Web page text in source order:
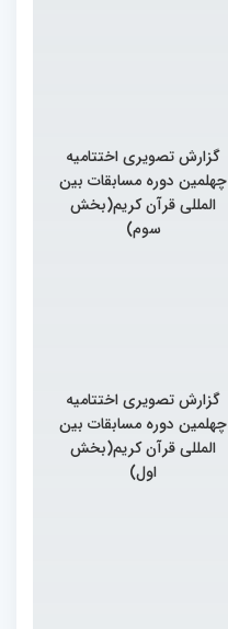
گزارش تصویری اختتامیه
چهلمین دوره مسابقات بین
المللی قرآن کریم(بخش
سوم)
گزارش تصویری اختتامیه
چهلمین دوره مسابقات بین
المللی قرآن کریم(بخش
اول)